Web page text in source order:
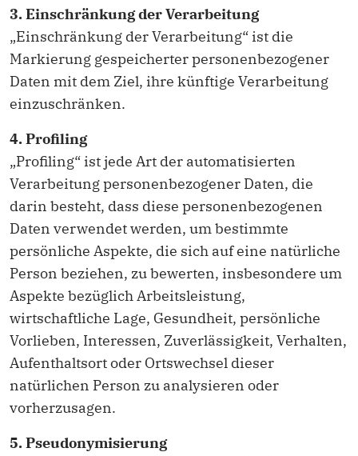
3. Einschränkung der Verarbeitung
„Einschränkung der Verarbeitung“ ist die
Markierung gespeicherter personenbezogener
Daten mit dem Ziel, ihre künftige Verarbeitung
einzuschränken.
4. Profiling
„Profiling“ ist jede Art der automatisierten
Verarbeitung personenbezogener Daten, die
darin besteht, dass diese personenbezogenen
Daten verwendet werden, um bestimmte
persönliche Aspekte, die sich auf eine natürliche
Person beziehen, zu bewerten, insbesondere um
Aspekte bezüglich Arbeitsleistung,
wirtschaftliche Lage, Gesundheit, persönliche
Vorlieben, Interessen, Zuverlässigkeit, Verhalten,
Aufenthaltsort oder Ortswechsel dieser
natürlichen Person zu analysieren oder
vorherzusagen.
5. Pseudonymisierung